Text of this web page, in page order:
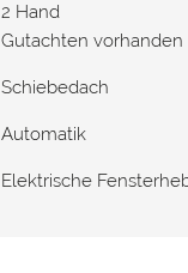
2 Hand
Gutachten vorhanden
Schiebedach
Automatik
Elektrische